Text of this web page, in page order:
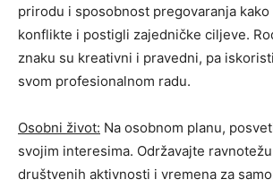
prirodu i sposobnost pregovaranja
konflikte i postigli zajedničke ciljeve.
znaku su kreativni i pravedni, pa
svom profesionalnom radu.
Osobni život: Na osobnom planu,
svojim interesima. Održavajte
društvenih aktivnosti i vremena za